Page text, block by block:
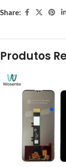
Share:
Produtos